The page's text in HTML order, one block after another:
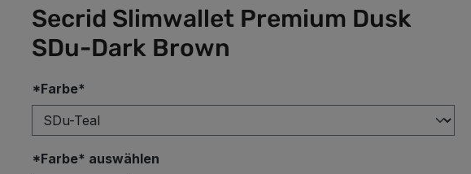
Secrid Slimwallet Premium Dusk
SDu-Dark Brown
*Farbe*
*Farbe* auswählen